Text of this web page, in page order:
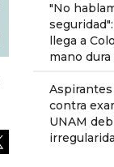
"No
llega a
mano dura
contra
UNAM